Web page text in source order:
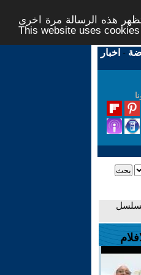
هذه الرسالة مرة اخرى -
This website uses
- اخبار